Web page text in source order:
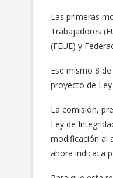
Las primeras
Trabajadores
(FEUE) y
Ese mismo 8
proyecto de
La comisión,
Ley de
modificación al
ahora indica: a